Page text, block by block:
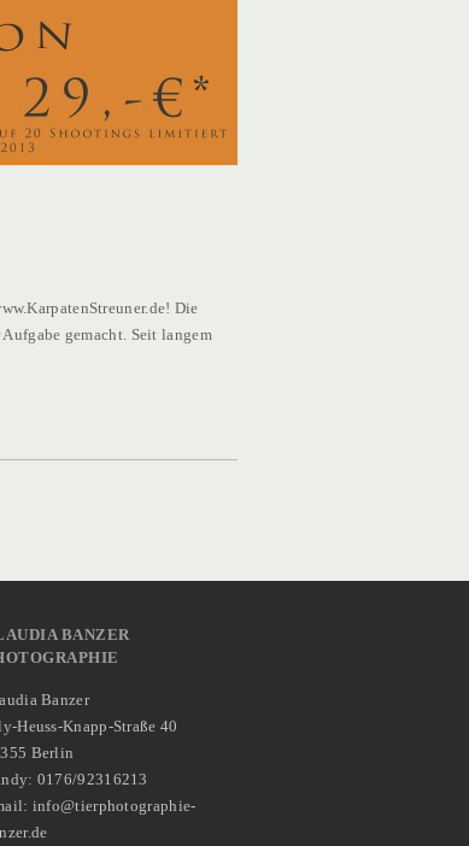
Die
gemacht. Seit langem
BANZER
Banzer
Heuss-Knapp-Straße 40
Berlin
0176/92316213
info@tierphotographie-